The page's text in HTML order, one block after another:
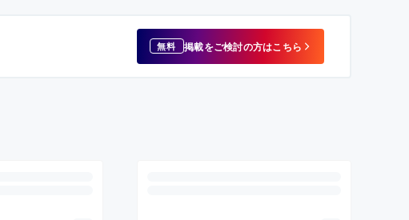
無料 掲載をご検討の方はこちら